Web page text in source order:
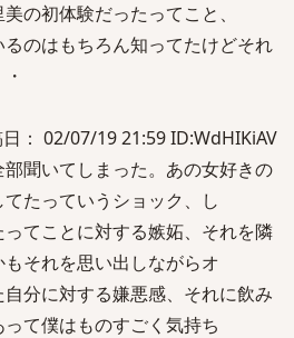
の初体験だったってこと、
のはもちろん知ってたけどそれ
： 02/07/19 21:59 ID:WdHIKiAV
聞いてしまった。あの女好きの
たっていうショック、し
てことに対する嫉妬、それを隣
それを思い出しながらオ
分に対する嫌悪感、それに飲み
て僕はものすごく気持ち